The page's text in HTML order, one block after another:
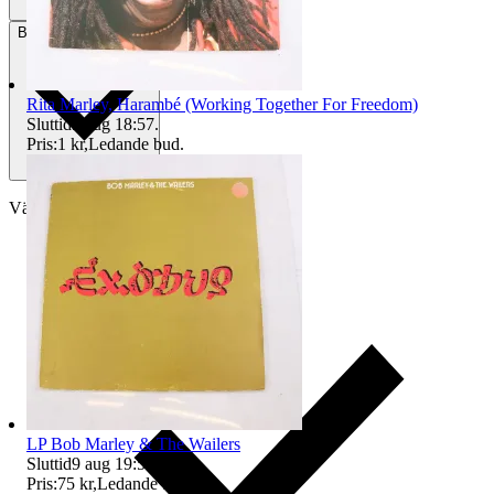
Betalning Via Tradera
Välj till köparskydd
Rita Marley, Harambé (Working Together For Freedom)
Sluttid9 aug 18:57.
Pris:1 kr,Ledande bud.
LP Bob Marley & The Wailers
Sluttid9 aug 19:52
Pris:75 kr,Ledande bud